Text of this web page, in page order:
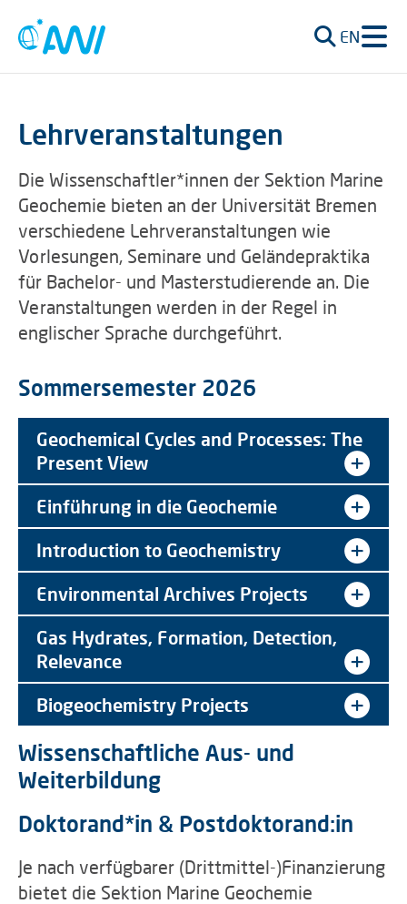
EN
Lehrveranstaltungen
Die Wissenschaftler*innen der Sektion Marine
Geochemie bieten an der Universität Bremen
verschiedene Lehrveranstaltungen wie
Vorlesungen, Seminare und Geländepraktika
für Bachelor- und Masterstudierende an. Die
Veranstaltungen werden in der Regel in
englischer Sprache durchgeführt.
Sommersemester 2026
Geochemical Cycles and Processes: The
Present View
Einführung in die Geochemie
Introduction to Geochemistry
Environmental Archives Projects
Gas Hydrates, Formation, Detection,
Relevance
Biogeochemistry Projects
Wissenschaftliche Aus- und
Weiterbildung
Doktorand*in & Postdoktorand:in
Je nach verfügbarer (Drittmittel-)Finanzierung
bietet die Sektion Marine Geochemie